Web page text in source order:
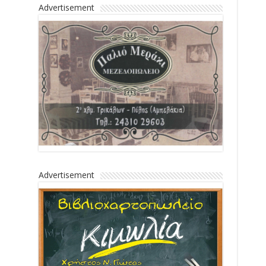
Advertisement
Advertisement